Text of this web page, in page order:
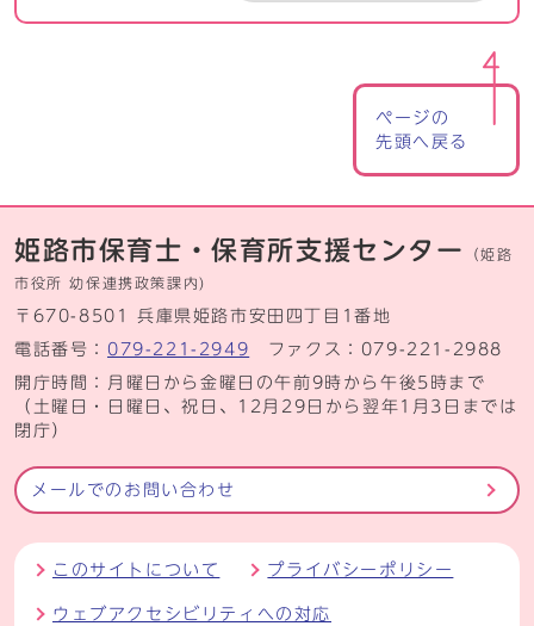
ページの
先頭へ戻る
姫路市保育士・保育所支援センター
（姫路
市役所 幼保連携政策課内)
〒670-8501 兵庫県姫路市安田四丁目1番地
電話番号： 079-221-2949 ファクス：079-221-2988
開庁時間：月曜日から金曜日の午前9時から午後5時まで
（土曜日・日曜日、祝日、12月29日から翌年1月3日までは
閉庁）
メールでのお問い合わせ
このサイトについて プライバシーポリシー
ウェブアクセシビリティへの対応